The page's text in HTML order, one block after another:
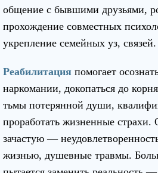
общение с бывшими друзьями,
прохождение совместных
укрепление семейных уз, связей.
Реабилитация помогает
наркомании, докопаться до
тьмы потерянной души,
проработать жизненные страхи.
зачастую —
жизнью, душевные травмы.